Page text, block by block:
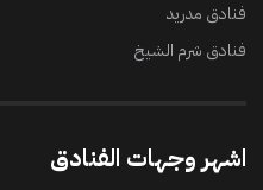
فنادق مدريد
فنادق شرم الشيخ
اشهر وجهات الفنادق